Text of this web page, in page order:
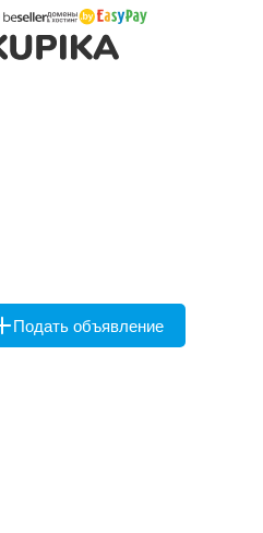
Подать объявление